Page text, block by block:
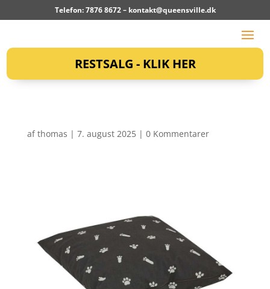
Telefon: 7876 8672 – kontakt@queensville.dk
RESTSALG - KLIK HER
afthomas | 7. august 2025| 0 Kommentarer